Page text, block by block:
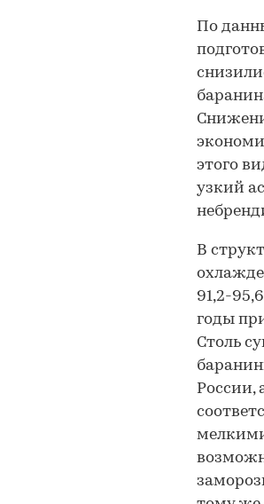
По
этого
узкий
В
91,2-
годы
Столь
России,